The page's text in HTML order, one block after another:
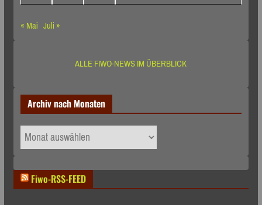
« Mai Juli »
ALLE FIWO-NEWS IM ÜBERBLICK
Archiv nach Monaten
Archiv
nach
Fiwo-RSS-FEED